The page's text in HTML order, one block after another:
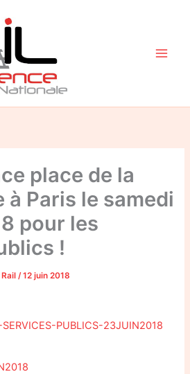
place de la
à Paris le samedi
pour les
!
Rail/12 juin 2018
PUBLICS-23JUIN2018